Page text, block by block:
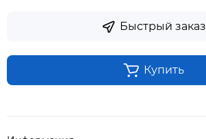
Быстрый заказ
Купить